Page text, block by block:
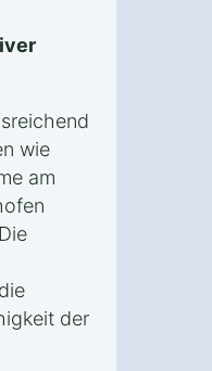
wie
am
der